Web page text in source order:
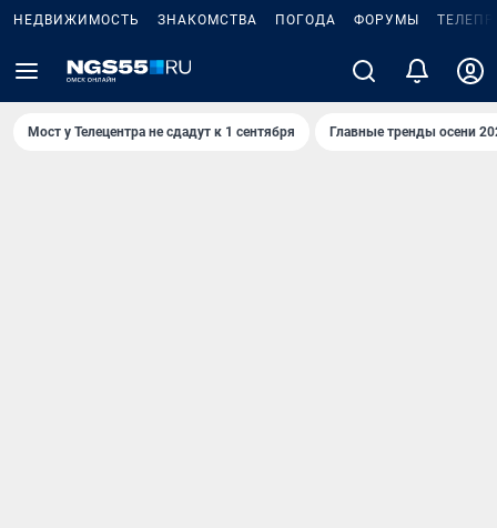
НЕДВИЖИМОСТЬ ЗНАКОМСТВА ПОГОДА ФОРУМЫ
Мост у Телецентра не сдадут к 1 сентября Главные тренды осени